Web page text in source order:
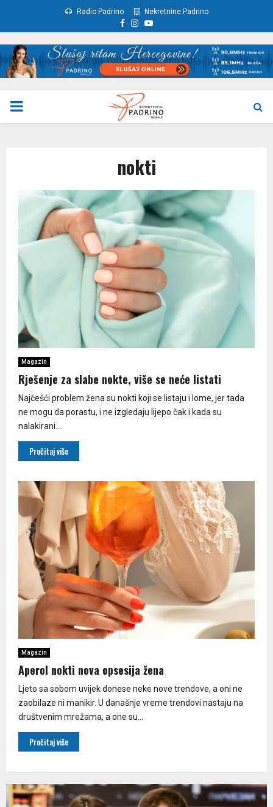
Radio Padrino Nekretnine Padrino
Facebook
Instagram
Youtube
PRIMARY
nokti
Magazin
Rješenje za slabe nokte, više se neće listati
Najčešći problem žena su nokti koji se listaju i lome, jer tada
ne mogu da porastu, i ne izgledaju lijepo čak i kada su
nalakirani....
Pročitaj više
Magazin
Aperol nokti nova opsesija žena
Ljeto sa sobom uvijek donese neke nove trendove, a oni ne
zaobilaze ni manikir. U današnje vreme trendovi nastaju na
društvenim mrežama, a one su...
Pročitaj više